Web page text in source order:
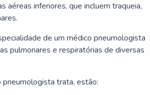
aéreas inferiores, que incluem traqueia,
de um médico pneumologista
pulmonares e respiratórias de diversas
trata, estão: